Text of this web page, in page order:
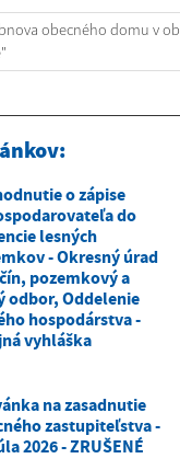
obecného domu v
o zápise
do
lesných
- Okresný úrad
pozemkový a
odbor, Oddelenie
hospodárstva -
vyhláška
na zasadnutie
zastupiteľstva -
2026 - ZRUŠENÉ